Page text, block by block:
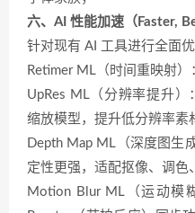
六、AI 性能加速（Faster,
针对现有 AI 工具进行全面优
Retimer ML（时间重映射）
UpRes ML（分辨率提升）
缩放模型，提升低分辨率素
Depth Map ML（深度图生
定性更强，适配抠像、调色
Motion Blur ML（运动模